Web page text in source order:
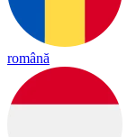
română